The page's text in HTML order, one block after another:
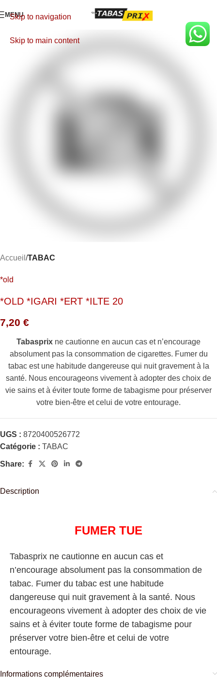
Skip to navigation
Skip to main content
MENU
Accueil TABAC
*old
*OLD *IGARI *ERT *ILTE 20
7,20 €
Tabasprix ne cautionne en aucun cas et n’encourage
absolument pas la consommation de cigarettes. Fumer du
tabac est une habitude dangereuse qui nuit gravement à la
santé. Nous encourageons vivement à adopter des choix de
vie sains et à éviter toute forme de tabagisme pour préserver
votre bien-être et celui de votre entourage.
UGS : 8720400526772
Catégorie : TABAC
Share:
Description
FUMER TUE
Tabasprix ne cautionne en aucun cas et
n’encourage absolument pas la consommation de
tabac. Fumer du tabac est une habitude
dangereuse qui nuit gravement à la santé. Nous
encourageons vivement à adopter des choix de vie
sains et à éviter toute forme de tabagisme pour
préserver votre bien-être et celui de votre
entourage.
Informations complémentaires